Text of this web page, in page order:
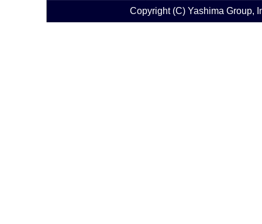
Copyright (C) Yashima Group,